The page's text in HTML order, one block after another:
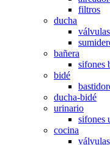
filtros
ducha
bañera
sifones
bidé
ducha-bidé
urinario
sifones
cocina